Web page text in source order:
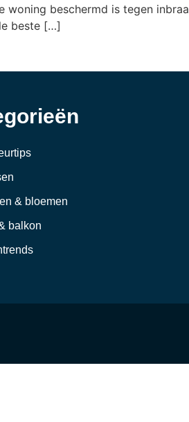
beschermd is tegen
beste […]
& bloemen
balkon